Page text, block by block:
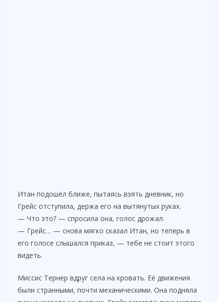
Итан подошёл ближе, пытаясь взять дневник, но
Грейс отступила, держа его на вытянутых руках.
— Что это? — спросила она, голос дрожал.
— Грейс… — снова мягко сказал Итан, но теперь в
его голосе слышался приказ, — тебе не стоит этого
видеть.
Миссис Тернер вдруг села на кровать. Её движения
были странными, почти механическими. Она подняла